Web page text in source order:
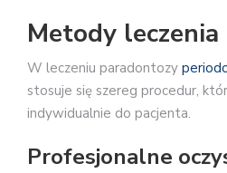
Metody
W leczeniu paradontozy
stosuje się szereg procedur,
indywidualnie do pacjenta.
Profesjonalne